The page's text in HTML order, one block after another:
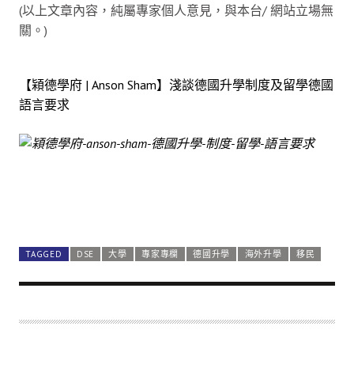
(以上文章內容，純屬專家個人意見，與本台/ 網站立場無
關。)
【㯋德學府 | Anson Sham】淺談德國升學制度及留學德國
語言要求
TAGGED DSE 大學 專家專欄 德國升學 海外升學 移民